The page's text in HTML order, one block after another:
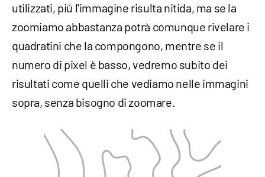
utilizzati, più l'immagine risulta nitida, ma se la
zoomiamo abbastanza potrà comunque rivelare i
quadratini che la compongono, mentre se il
numero di pixel è basso, vedremo subito dei
risultati come quelli che vediamo nelle immagini
sopra, senza bisogno di zoomare.